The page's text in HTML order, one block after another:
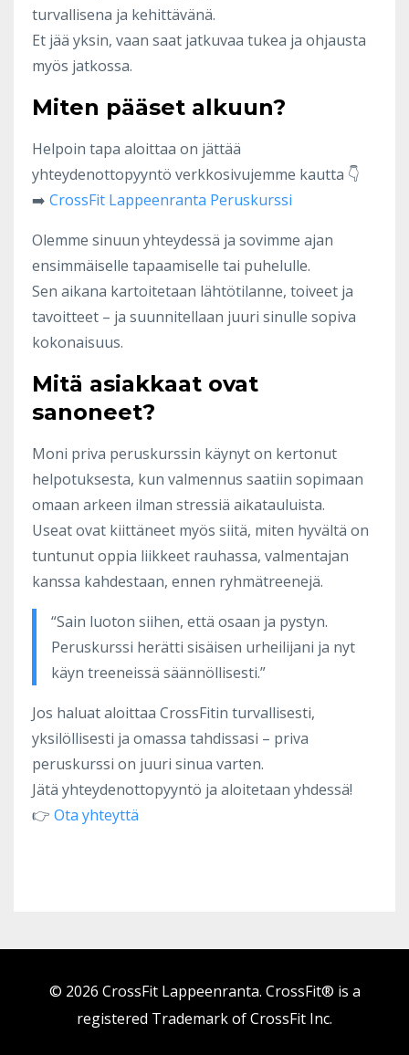
turvallisena ja kehittävänä.
Et jää yksin, vaan saat jatkuvaa tukea ja ohjausta
myös jatkossa.
Miten pääset alkuun?
Helpoin tapa aloittaa on jättää
yhteydenottopyyntö verkkosivujemme kautta 👇
➡️ CrossFit Lappeenranta Peruskurssi
Olemme sinuun yhteydessä ja sovimme ajan
ensimmäiselle tapaamiselle tai puhelulle.
Sen aikana kartoitetaan lähtötilanne, toiveet ja
tavoitteet – ja suunnitellaan juuri sinulle sopiva
kokonaisuus.
Mitä asiakkaat ovat
sanoneet?
Moni priva peruskurssin käynyt on kertonut
helpotuksesta, kun valmennus saatiin sopimaan
omaan arkeen ilman stressiä aikatauluista.
Useat ovat kiittäneet myös siitä, miten hyvältä on
tuntunut oppia liikkeet rauhassa, valmentajan
kanssa kahdestaan, ennen ryhmätreenejä.
“Sain luoton siihen, että osaan ja pystyn.
Peruskurssi herätti sisäisen urheilijani ja nyt
käyn treeneissä säännöllisesti.”
Jos haluat aloittaa CrossFitin turvallisesti,
yksilöllisesti ja omassa tahdissasi – priva
peruskurssi on juuri sinua varten.
Jätä yhteydenottopyyntö ja aloitetaan yhdessä!
👉 Ota yhteyttä
© 2026 CrossFit Lappeenranta. CrossFit® is a
registered Trademark of CrossFit Inc.